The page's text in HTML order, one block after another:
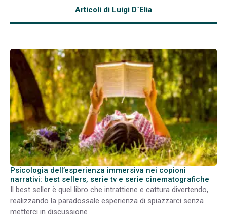
Articoli di Luigi D`Elia
Psicologia dell’esperienza immersiva nei copioni
narrativi: best sellers, serie tv e serie cinematografiche
Il best seller è quel libro che intrattiene e cattura divertendo,
realizzando la paradossale esperienza di spiazzarci senza
metterci in discussione